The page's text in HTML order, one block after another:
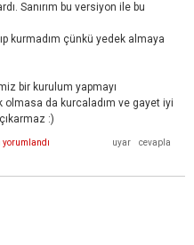
Sanırım bu versiyon ile bu
kurmadım çünkü yedek almaya
bir kurulum yapmayı
da kurcaladım ve gayet iyi
:)
yorumlandı